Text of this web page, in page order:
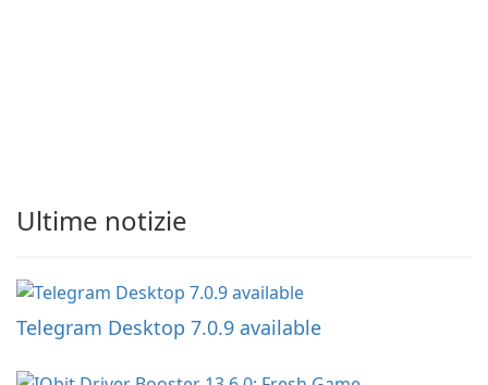
Ultime notizie
Telegram Desktop 7.0.9 available